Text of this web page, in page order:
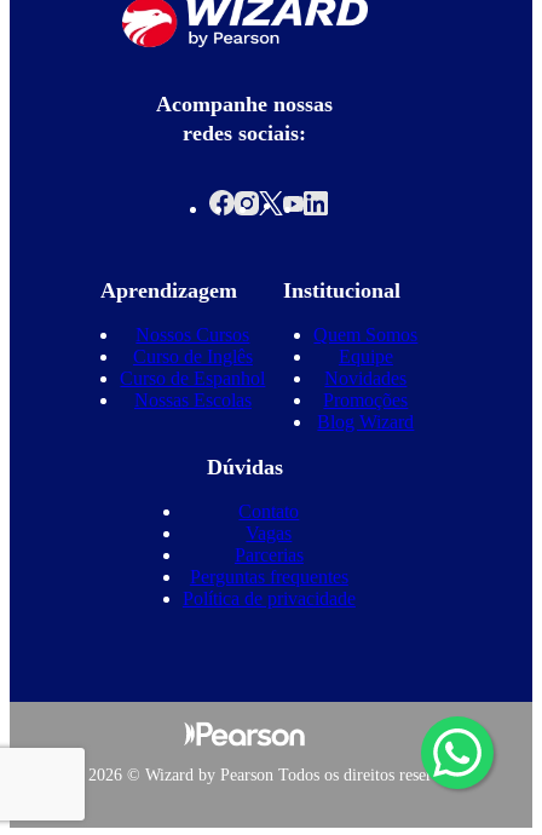
Acompanhe nossas
redes sociais:
Aprendizagem
Nossos Cursos
Curso de Inglês
Curso de Espanhol
Nossas Escolas
Institucional
Quem Somos
Equipe
Novidades
Promoções
Blog Wizard
Dúvidas
Contato
Vagas
Parcerias
Perguntas frequentes
Política de privacidade
Copyright 2026 © Wizard by Pearson Todos os direitos reservados.